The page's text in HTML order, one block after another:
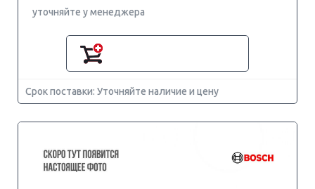
уточняйте у менеджера
Срок поставки: Уточняйте наличие и цену